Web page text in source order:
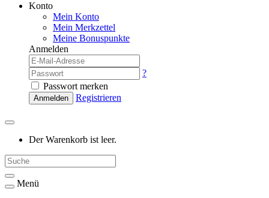
Konto
Mein Konto
Mein Merkzettel
Meine Bonuspunkte
Anmelden
?
Passwort merken
Anmelden Registrieren
Der Warenkorb ist leer.
Menü